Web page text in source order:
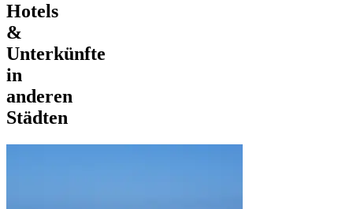
Hotels
&
Unterkünfte
in
anderen
Städten